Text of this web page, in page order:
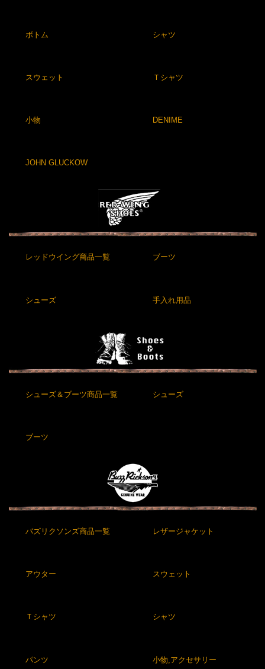
ボトム シャツ
スウェット Ｔシャツ
小物 DENIME
JOHN GLUCKOW
レッドウイング商品一覧 ブーツ
シューズ 手入れ用品
シューズ＆ブーツ商品一覧 シューズ
ブーツ
バズリクソンズ商品一覧 レザージャケット
アウター スウェット
Ｔシャツ シャツ
パンツ 小物,アクセサリー